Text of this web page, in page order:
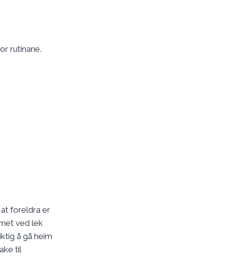
rutinane.
foreldra er
ved lek
å gå heim
til